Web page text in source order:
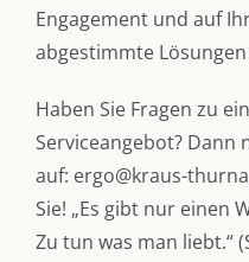
Engagement und auf
abgestimmte Lösungen
Haben Sie Fragen zu
Serviceangebot? Dann
auf: ergo@kraus-
Sie! „Es gibt nur einen
Zu tun was man liebt.“